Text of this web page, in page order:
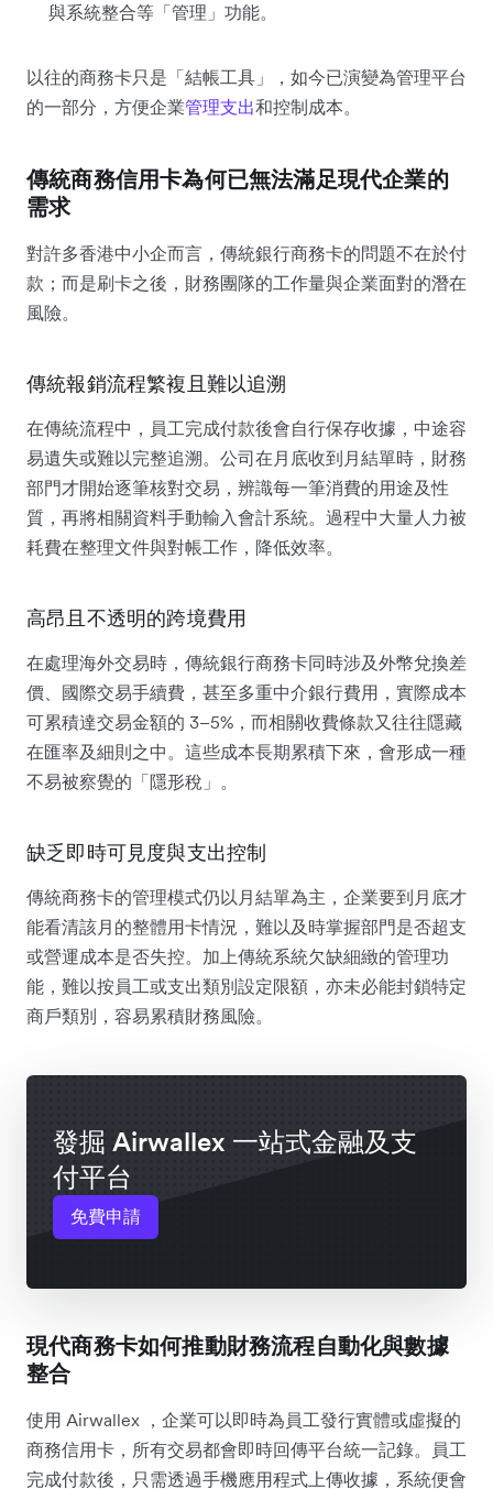
與系統整合等「管理」功能。
以往的商務卡只是「結帳工具」，如今已演變為管理平台
的一部分，方便企業管理支出和控制成本。
傳統商務信用卡為何已無法滿足現代企業的
需求
對許多香港中小企而言，傳統銀行商務卡的問題不在於付
款；而是刷卡之後，財務團隊的工作量與企業面對的潛在
風險。
傳統報銷流程繁複且難以追溯
在傳統流程中，員工完成付款後會自行保存收據，中途容
易遺失或難以完整追溯。公司在月底收到月結單時，財務
部門才開始逐筆核對交易，辨識每一筆消費的用途及性
質，再將相關資料手動輸入會計系統。過程中大量人力被
耗費在整理文件與對帳工作，降低效率。
高昂且不透明的跨境費用
在處理海外交易時，傳統銀行商務卡同時涉及外幣兌換差
價、國際交易手續費，甚至多重中介銀行費用，實際成本
可累積達交易金額的 3–5%，而相關收費條款又往往隱藏
在匯率及細則之中。這些成本長期累積下來，會形成一種
不易被察覺的「隱形稅」。
缺乏即時可見度與支出控制
傳統商務卡的管理模式仍以月結單為主，企業要到月底才
能看清該月的整體用卡情況，難以及時掌握部門是否超支
或營運成本是否失控。加上傳統系統欠缺細緻的管理功
能，難以按員工或支出類別設定限額，亦未必能封鎖特定
商戶類別，容易累積財務風險。
發掘 Airwallex 一站式金融及支
付平台
免費申請
現代商務卡如何推動財務流程自動化與數據
整合
使用 Airwallex ，企業可以即時為員工發行實體或虛擬的
商務信用卡，所有交易都會即時回傳平台統一記錄。員工
完成付款後，只需透過手機應用程式上傳收據，系統便會